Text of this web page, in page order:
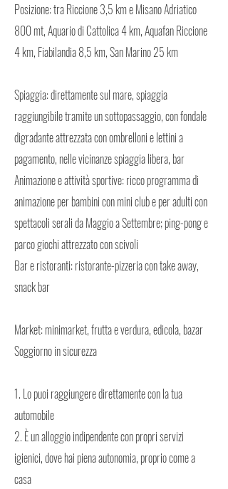
Posizione: tra Riccione 3,5 km e Misano Adriatico
800 mt, Aquario di Cattolica 4 km, Aquafan Riccione
4 km, Fiabilandia 8,5 km, San Marino 25 km
Spiaggia: direttamente sul mare, spiaggia
raggiungibile tramite un sottopassaggio, con fondale
digradante attrezzata con ombrelloni e lettini a
pagamento, nelle vicinanze spiaggia libera, bar
Animazione e attività sportive: ricco programma di
animazione per bambini con mini club e per adulti con
spettacoli serali da Maggio a Settembre; ping-pong e
parco giochi attrezzato con scivoli
Bar e ristoranti: ristorante-pizzeria con take away,
snack bar
Market: minimarket, frutta e verdura, edicola, bazar
Soggiorno in sicurezza
1. Lo puoi raggiungere direttamente con la tua
automobile
2. È un alloggio indipendente con propri servizi
igienici, dove hai piena autonomia, proprio come a
casa